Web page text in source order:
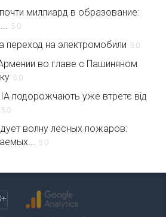
миллиард в образование:
5.0
переход на электромобили 5.0
во главе с Пашиняном
5.0
подорожчають уже втретє від
5.0
волну лесных пожаров:
5.0